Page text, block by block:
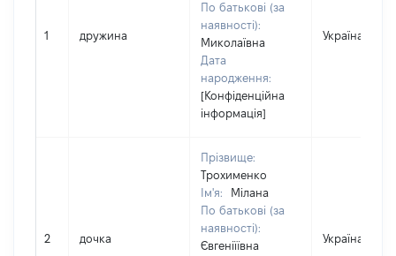
1 дружина
По батькові (за
наявності):
Миколаївна
Дата
народження:
[Конфіденційна
інформація]
Україна
2 дочка
Прізвище:
Трохименко
Ім'я:
Мілана
По батькові (за
наявності):
Євгеніїївна
Україна